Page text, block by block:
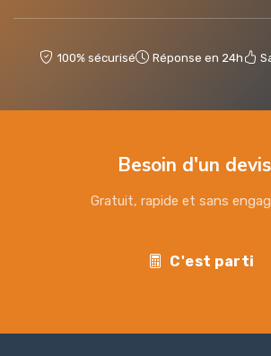
100% sécurisé Réponse en 24h
Besoin d'un
Gratuit, rapide et sans
C'est parti